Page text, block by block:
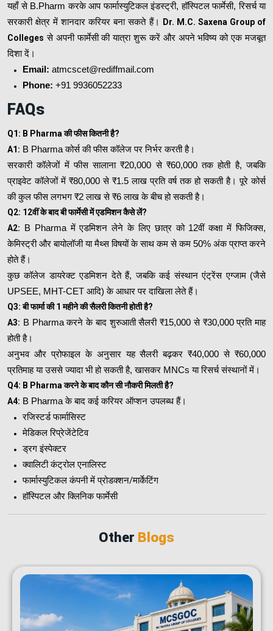
यहाँ से B.Pharm करके आप फार्मास्युटिकल इंडस्ट्री, हॉस्पिटल फार्मेसी, रिसर्च या
सरकारी क्षेत्र में शानदार करियर बना सकते हैं।
Dr. M.C. Saxena Group of
Colleges से अपनी फार्मेसी की यात्रा शुरू करें और अपने भविष्य को एक मजबूत
दिशा दें।
Email: atmcscet@rediffmail.com
Phone: +91 9936052233
FAQs
Q1: B Pharma की फीस कितनी है?
A1: B Pharma कोर्स की फीस कॉलेज पर निर्भर करती है।
सरकारी कॉलेजों में फीस सालाना ₹20,000 से ₹60,000 तक होती है, जबकि
प्राइवेट कॉलेजों में ₹80,000 से ₹1.5 लाख प्रति वर्ष तक हो सकती है। पूरे कोर्स
की कुल फीस लगभग ₹2 लाख से ₹6 लाख के बीच हो सकती है।
Q2: 12वीं के बाद बी फार्मेसी में एडमिशन कैसे लें?
A2: B Pharma में एडमिशन लेने के लिए छात्र को 12वीं कक्षा में फिजिक्स,
केमिस्ट्री और बायोलॉजी या मैथ्स विषयों के साथ कम से कम 50% अंक प्राप्त करने
होते हैं।
कुछ कॉलेज डायरेक्ट एडमिशन देते हैं, जबकि कई संस्थान एंट्रेंस एग्जाम (जैसे
UPSEE, MHT-CET आदि) के आधार पर दाखिला लेते हैं।
Q3: बी फार्मा की 1 महीने की सैलरी कितनी होती है?
A3: B Pharma करने के बाद शुरुआती सैलरी ₹15,000 से ₹30,000 प्रति माह
होती है।
अनुभव और प्रोफाइल के अनुसार यह सैलरी बढ़कर ₹40,000 से ₹60,000
प्रतिमाह या उससे ज्यादा भी हो सकती है, खासकर MNCs या रिसर्च संस्थानों में।
Q4: B Pharma करने के बाद कौन सी नौकरी मिलती है?
A4: B Pharma के बाद कई करियर ऑप्शन उपलब्ध हैं।
रजिस्टर्ड फार्मासिस्ट
मेडिकल रिप्रेजेंटेटिव
ड्रग इंस्पेक्टर
क्वालिटी कंट्रोल एनालिस्ट
फार्मास्युटिकल कंपनी में प्रोडक्शन/मार्केटिंग
हॉस्पिटल और क्लिनिक फार्मेसी
OtherBlogs